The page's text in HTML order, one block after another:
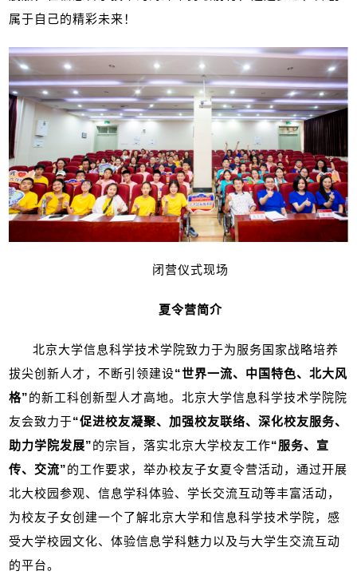
属于自己的精彩未来！
闭营仪式现场
夏令营简介
北京大学信息科学技术学院致力于为服务国家战略培养
拔尖创新人才，不断引领建设“世界一流、中国特色、北大风
格”的新工科创新型人才高地。北京大学信息科学技术学院院
友会致力于“促进校友凝聚、加强校友联络、深化校友服务、
助力学院发展”的宗旨，落实北京大学校友工作“服务、宣
传、交流”的工作要求，举办校友子女夏令营活动，通过开展
北大校园参观、信息学科体验、学长交流互动等丰富活动，
为校友子女创建一个了解北京大学和信息科学技术学院，感
受大学校园文化、体验信息学科魅力以及与大学生交流互动
的平台。